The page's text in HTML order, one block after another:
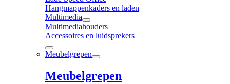
Hangmappenkaders en laden
Multimedia
Multimediahouders
Accessoires en luidsprekers
Meubelgrepen
Meubelgrepen